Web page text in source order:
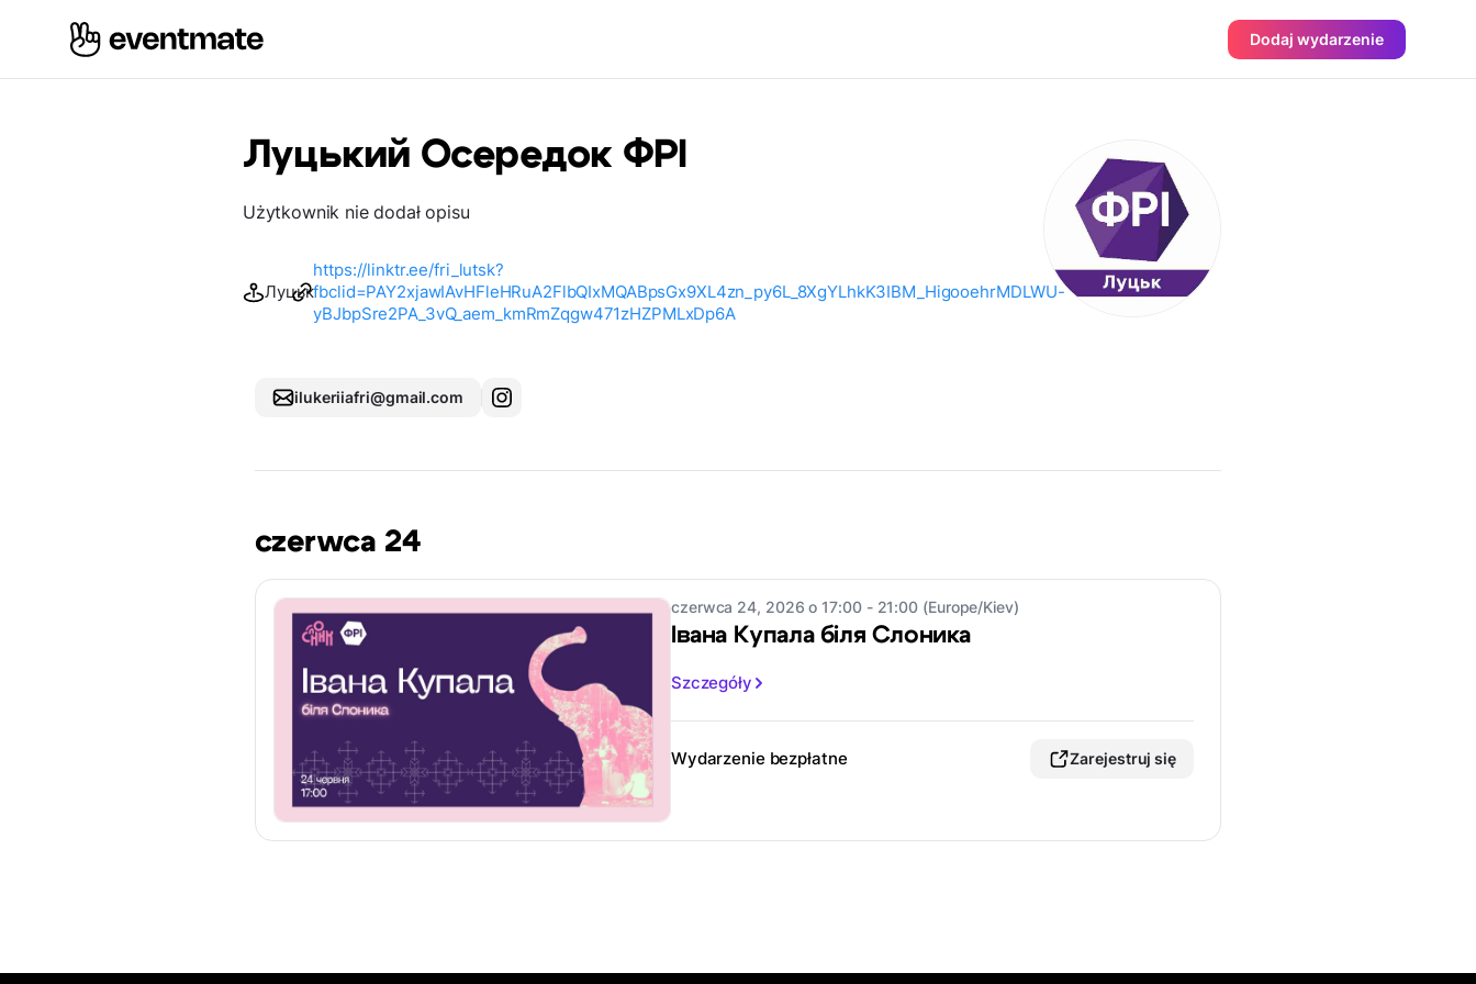
Dodaj wydarzenie
Луцький Осередок ФРІ
Użytkownik nie dodał opisu
Луцьк
https://linktr.ee/fri_lutsk?
fbclid=PAY2xjawIAvHFleHRuA2FlbQIxMQABpsGx9XL4zn_py6L_8XgYLhkK3IBM_HigooehrMDLWU-
yBJbpSre2PA_3vQ_aem_kmRmZqgw471zHZPMLxDp6A
ilukeriiafri@gmail.com
czerwca 24
czerwca 24, 2026 o 17:00 - 21:00 (Europe/Kiev)
Івана Купала біля Слоника
Szczegóły
Wydarzenie bezpłatne Zarejestruj się